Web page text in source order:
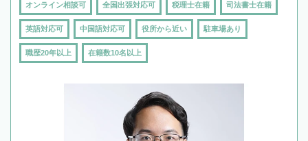
オンライン相談可 全国出張対応可 税理士在籍 司法書士在籍
英語対応可 中国語対応可 役所から近い 駐車場あり
職歴20年以上 在籍数10名以上